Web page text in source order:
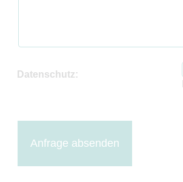
Datenschutz:
Anfrage absenden